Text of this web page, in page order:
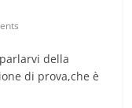
della
di prova,che è